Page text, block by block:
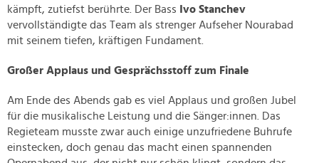
kämpft, zutiefst berührte. Der Bass Ivo Stanchev
vervollständigte das Team als strenger Aufseher Nourabad
mit seinem tiefen, kräftigen Fundament.
Großer Applaus und Gesprächsstoff zum Finale
Am Ende des Abends gab es viel Applaus und großen Jubel
für die musikalische Leistung und die Sänger:innen. Das
Regieteam musste zwar auch einige unzufriedene Buhrufe
einstecken, doch genau das macht einen spannenden